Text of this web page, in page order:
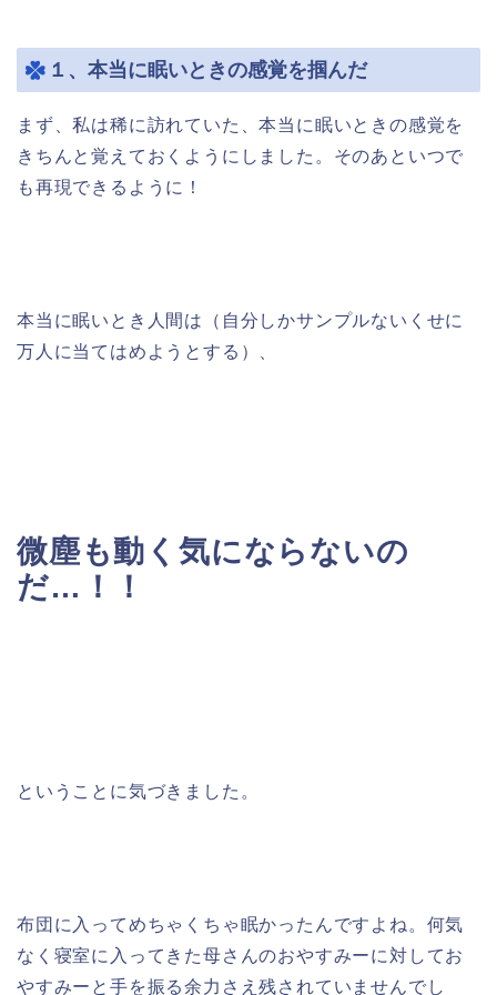
１、本当に眠いときの感覚を掴んだ
まず、私は稀に訪れていた、本当に眠いときの感覚を
きちんと覚えておくようにしました。そのあといつで
も再現できるように！
本当に眠いとき人間は（自分しかサンプルないくせに
万人に当てはめようとする）、
微塵も動く気にならないの
だ…！！
ということに気づきました。
布団に入ってめちゃくちゃ眠かったんですよね。何気
なく寝室に入ってきた母さんのおやすみーに対してお
やすみーと手を振る余力さえ残されていませんでし